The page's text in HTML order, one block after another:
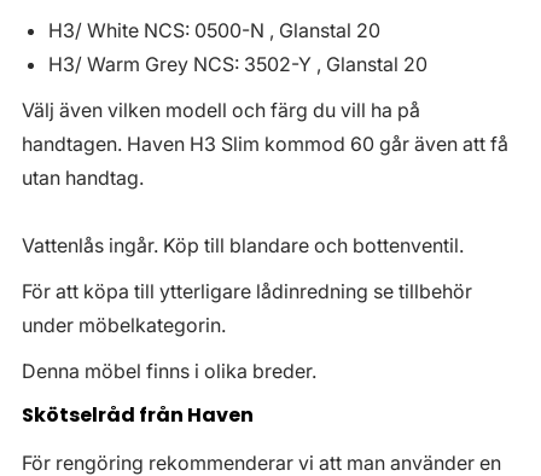
H3/ White NCS: 0500-N , Glanstal 20
H3/ Warm Grey NCS: 3502-Y , Glanstal 20
Välj även vilken modell och färg du vill ha på
handtagen. Haven H3 Slim kommod 60 går även att få
utan handtag.
Vattenlås ingår. Köp till blandare och bottenventil.
För att köpa till ytterligare lådinredning se tillbehör
under möbelkategorin.
Denna möbel finns i olika breder.
Skötselråd från Haven
För rengöring rekommenderar vi att man använder en